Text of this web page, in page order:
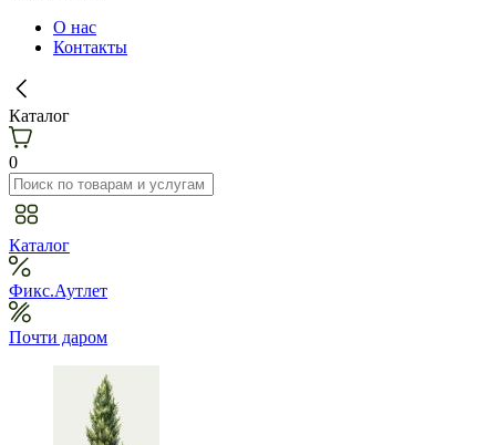
О нас
Контакты
Каталог
0
Каталог
Фикс.Аутлет
Почти даром